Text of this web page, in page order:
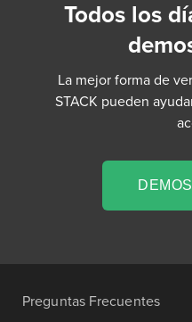
Todos los
La mejor forma de
STACK pueden
Preguntas Frecuentes